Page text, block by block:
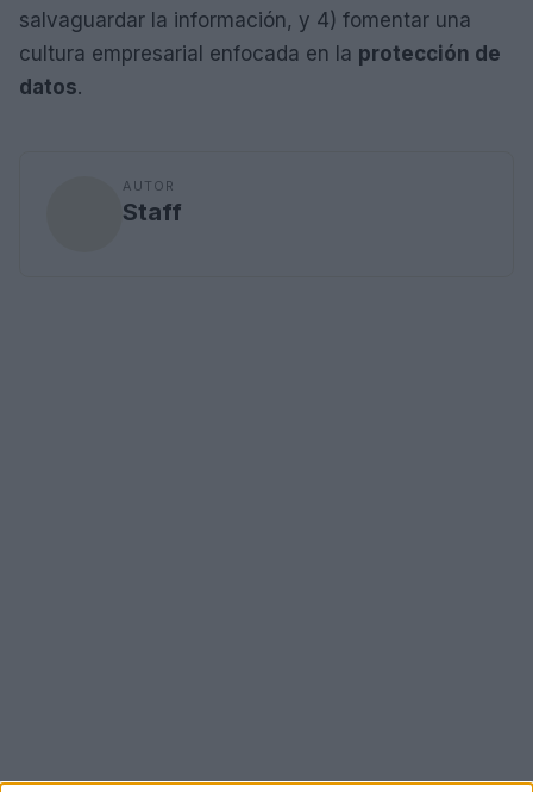
salvaguardar la información, y 4) fomentar una
cultura empresarial enfocada en la protección de
datos.
AUTOR
Staff